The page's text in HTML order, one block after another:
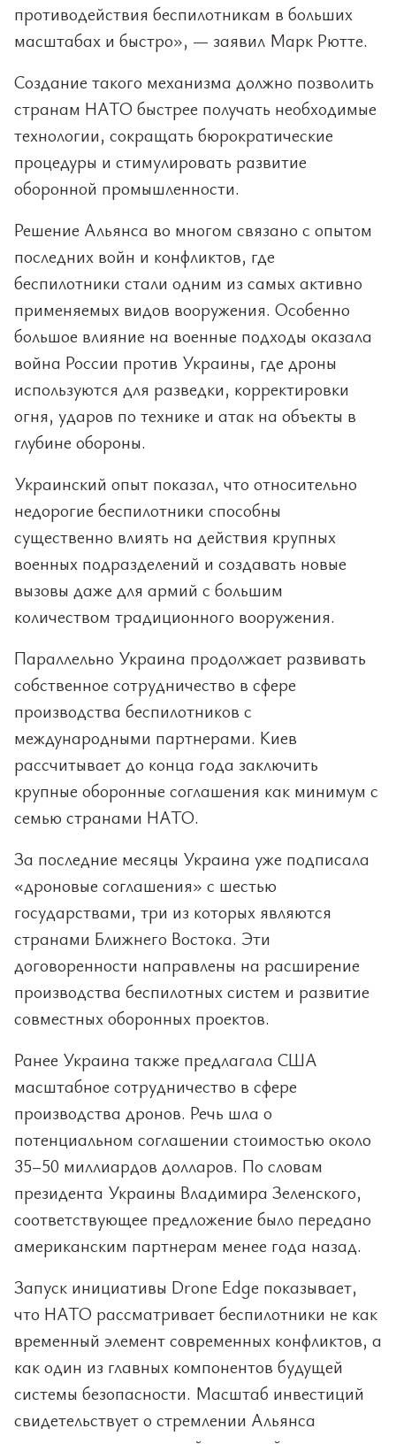
противодействия беспилотникам в больших
масштабах и быстро», — заявил Марк Рютте.
Создание такого механизма должно позволить
странам НАТО быстрее получать необходимые
технологии, сокращать бюрократические
процедуры и стимулировать развитие
оборонной промышленности.
Решение Альянса во многом связано с опытом
последних войн и конфликтов, где
беспилотники стали одним из самых активно
применяемых видов вооружения. Особенно
большое влияние на военные подходы оказала
война России против Украины, где дроны
используются для разведки, корректировки
огня, ударов по технике и атак на объекты в
глубине обороны.
Украинский опыт показал, что относительно
недорогие беспилотники способны
существенно влиять на действия крупных
военных подразделений и создавать новые
вызовы даже для армий с большим
количеством традиционного вооружения.
Параллельно Украина продолжает развивать
собственное сотрудничество в сфере
производства беспилотников с
международными партнерами. Киев
рассчитывает до конца года заключить
крупные оборонные соглашения как минимум с
семью странами НАТО.
За последние месяцы Украина уже подписала
«дроновые соглашения» с шестью
государствами, три из которых являются
странами Ближнего Востока. Эти
договоренности направлены на расширение
производства беспилотных систем и развитие
совместных оборонных проектов.
Ранее Украина также предлагала США
масштабное сотрудничество в сфере
производства дронов. Речь шла о
потенциальном соглашении стоимостью около
35–50 миллиардов долларов. По словам
президента Украины Владимира Зеленского,
соответствующее предложение было передано
американским партнерам менее года назад.
Запуск инициативы Drone Edge показывает,
что НАТО рассматривает беспилотники не как
временный элемент современных конфликтов, а
как один из главных компонентов будущей
системы безопасности. Масштаб инвестиций
свидетельствует о стремлении Альянса